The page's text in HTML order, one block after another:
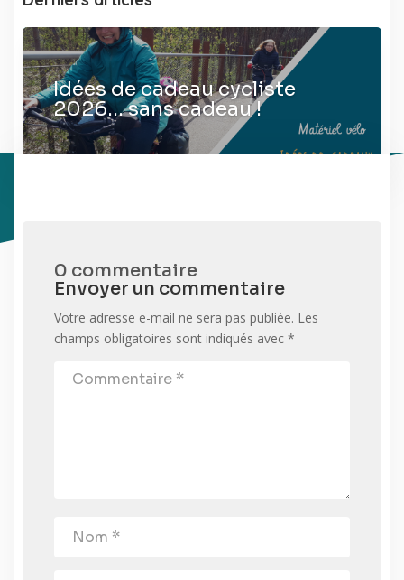
Idées de cadeau cycliste
2026… sans cadeau !
0 commentaire
Envoyer un commentaire
Votre adresse e-mail ne sera pas publiée. Les
champs obligatoires sont indiqués avec *